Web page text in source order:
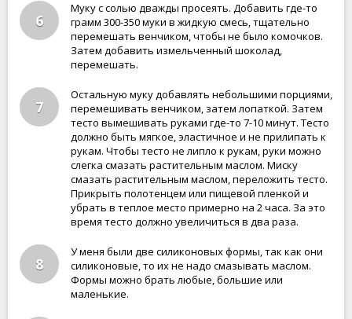
6
Муку с солью дважды просеять. Добавить где-то
грамм 300-350 муки в жидкую смесь, тщательно
перемешать венчиком, чтобы не было комочков.
Затем добавить измельченный шоколад,
перемешать.
7
Остальную муку добавлять небольшими порциями,
перемешивать венчиком, затем лопаткой. Затем
тесто вымешивать руками где-то 7-10 минут. Тесто
должно быть мягкое, эластичное и не прилипать к
рукам. Чтобы тесто не липло к рукам, руки можно
слегка смазать растительным маслом. Миску
смазать растительным маслом, переложить тесто.
Прикрыть полотенцем или пищевой пленкой и
убрать в теплое место примерно на 2 часа. За это
время тесто должно увеличиться в два раза.
8
У меня были две силиконовых формы, так как они
силиконовые, то их не надо смазывать маслом.
Формы можно брать любые, большие или
маленькие.